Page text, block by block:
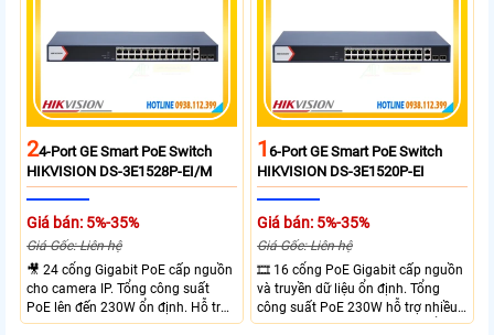
24-Port GE Smart PoE Switch
HIKVISION DS-3E1528P-EI/M
Giá bán: 5%-35%
Giá Gốc: Liên hệ
🎥 24 cổng Gigabit PoE cấp nguồn
cho camera IP. Tổng công suất
PoE lên đến 230W ổn định. Hỗ trợ
truyền PoE xa đến 300 mét. Băng
16-Port GE Smart PoE Switch
HIKVISION DS-3E1520P-EI
Giá bán: 5%-35%
Giá Gốc: Liên hệ
🎞 16 cổng PoE Gigabit cấp nguồn
và truyền dữ liệu ổn định. Tổng
công suất PoE 230W hỗ trợ nhiều
thiết bị cùng lúc. Tốc độ chuyển